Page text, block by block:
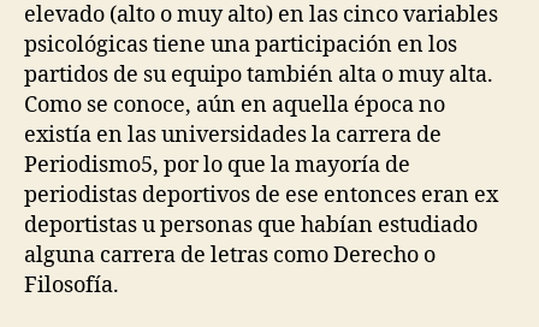
elevado (alto o muy alto) en las cinco variables
psicológicas tiene una participación en los
partidos de su equipo también alta o muy alta.
Como se conoce, aún en aquella época no
existía en las universidades la carrera de
Periodismo5, por lo que la mayoría de
periodistas deportivos de ese entonces eran ex
deportistas u personas que habían estudiado
alguna carrera de letras como Derecho o
Filosofía.